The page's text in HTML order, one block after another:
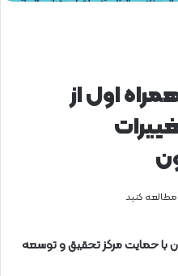
اول از
با حمایت مرکز تحقیق و توسعه